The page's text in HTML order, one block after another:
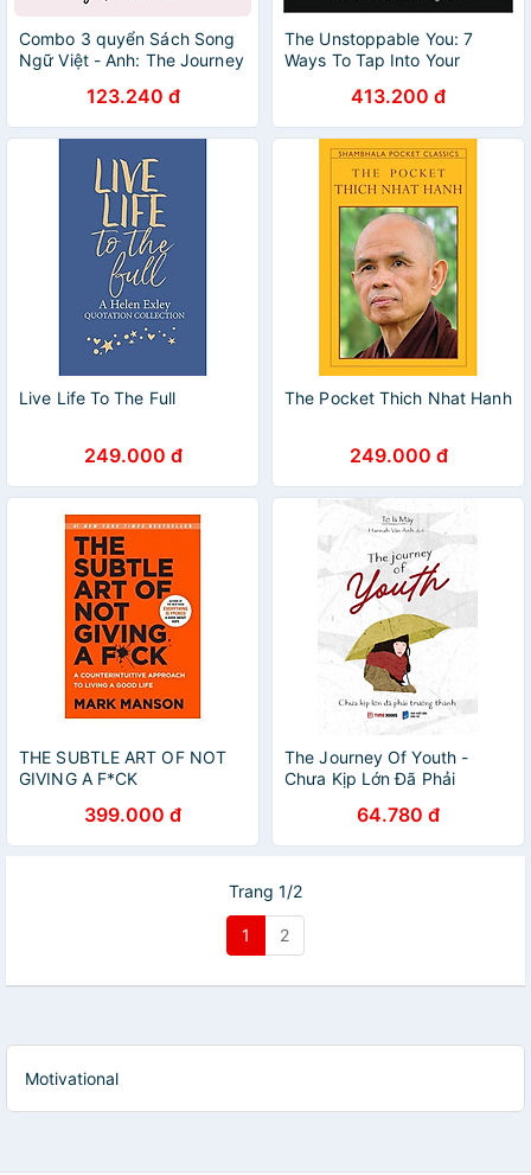
Combo 3 quyển Sách Song
Ngữ Việt - Anh: The Journey
Summer +The Journal To
Grow Up
123.240 đ
The Unstoppable You: 7
Ways To Tap Into Your
413.200 đ
Live Life To The Full
249.000 đ
The Pocket Thich Nhat Hanh
249.000 đ
THE SUBTLE ART OF NOT
GIVING A F*CK
399.000 đ
The Journey Of Youth -
Chưa Kịp Lớn Đã Phải
64.780 đ
Trang 1/2
1 2
Motivational